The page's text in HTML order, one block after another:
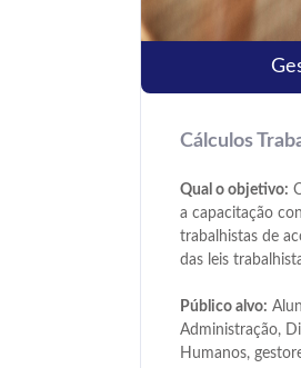
Cálculos
Qual o objetivo:
a capacitação
trabalhistas de
das leis
Público alvo:
Administração,
Humanos,